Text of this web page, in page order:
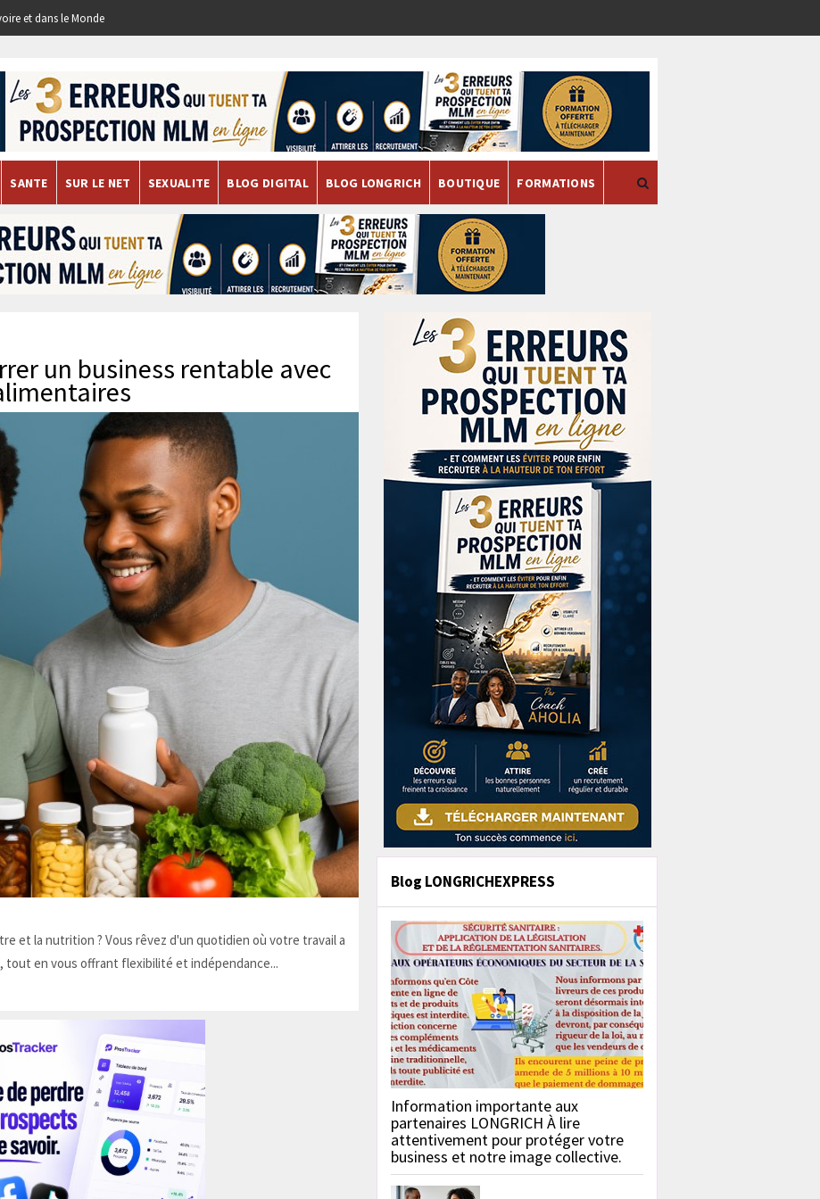
et dans le Monde
SANTE SUR LE NET SEXUALITE BLOG DIGITAL BLOG LONGRICH BOUTIQUE FORMATIONS
un business rentable avec
et la nutrition ? Vous rêvez d'un quotidien où votre travail a
tout en vous offrant flexibilité et indépendance...
Blog LONGRICHEXPRESS
Information importante aux
partenaires LONGRICH À lire
attentivement pour protéger votre
business et notre image collective.